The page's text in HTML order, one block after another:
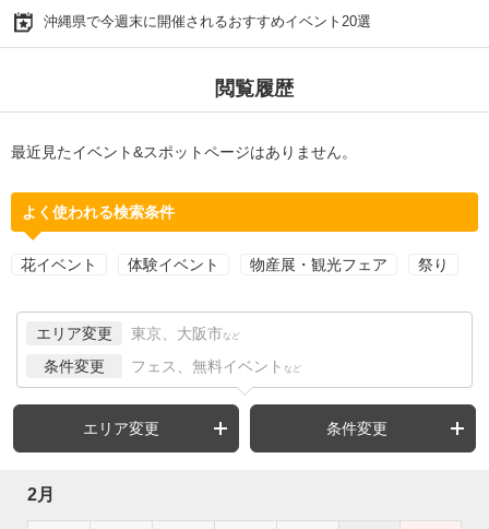
沖縄県で今週末に開催されるおすすめイベント20選
閲覧履歴
最近見たイベント&スポットページはありません。
よく使われる検索条件
花イベント 体験イベント 物産展・観光フェア 祭り
エリア変更 東京、大阪市 など
条件変更 フェス、無料イベント など
エリア変更 条件変更
2月